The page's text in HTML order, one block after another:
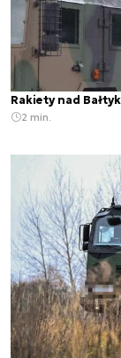
Rakiety nad
2 min.